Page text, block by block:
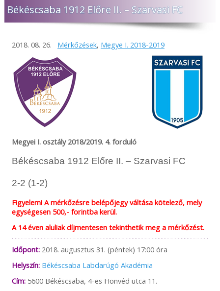
Békéscsaba 1912 Előre II. – Szarvasi FC
2018. 08. 26. Mérkőzések, Megye I. 2018-2019
Megyei I. osztály 2018/2019. 4. forduló
Békéscsaba 1912 Előre II. – Szarvasi FC
2-2 (1-2)
Figyelem! A mérkőzésre belépőjegy váltása kötelező, mely
egységesen 500,- forintba kerül.
A 14 éven aluliak díjmentesen tekinthetik meg a mérkőzést.
Időpont:2018. augusztus 31. (péntek) 17:00 óra
Helyszín: Békéscsaba Labdarúgó Akadémia
Cím:5600 Békéscsaba, 4-es Honvéd utca 11.